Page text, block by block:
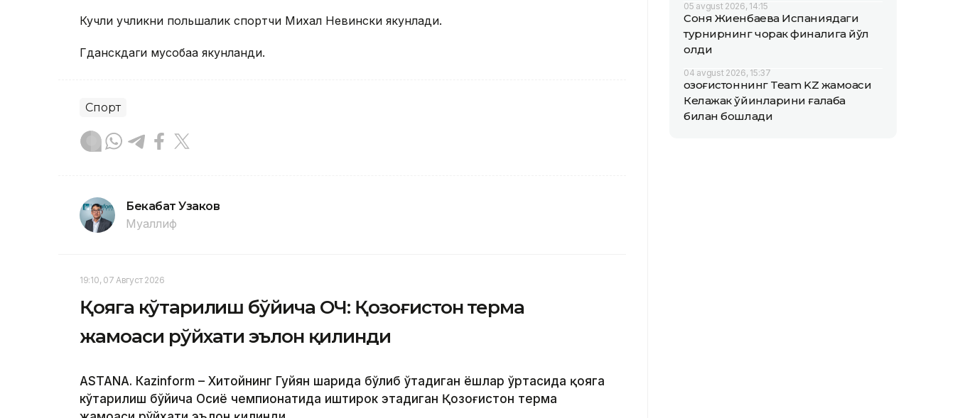
Кучли учликни польшалик спортчи Михал Невински якунлади.
Гданскдаги мусобақа якунланди.
Спорт
Бекабат Узаков
Муаллиф
19:10, 07 Август 2026
Қояга кўтарилиш бўйича ОЧ: Қозоғистон терма
жамоаси рўйхати эълон қилинди
ASTANА. Кazinform – Хитойнинг Гуйян шаҳрида бўлиб ўтадиган ёшлар ўртасида қояга
кўтарилиш бўйича Осиё чемпионатида иштирок этадиган Қозоғистон терма
05 avgust 2026, 14:15
Соня Жиенбаева Испаниядаги
турнирнинг чорак финалига йўл
олди
04 avgust 2026, 15:37
Қозоғистоннинг Team KZ жамоаси
Келажак ўйинларини ғалаба
билан бошлади